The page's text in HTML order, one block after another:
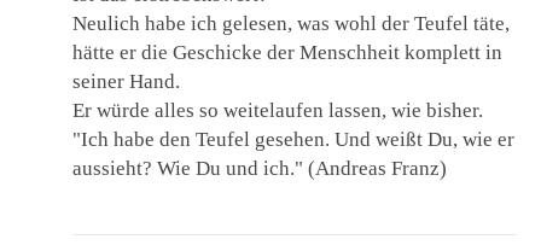
Neulich habe ich gelesen, was wohl der Teufel täte,
hätte er die Geschicke der Menschheit komplett in
seiner Hand.
Er würde alles so weitelaufen lassen, wie bisher.
"Ich habe den Teufel gesehen. Und weißt Du, wie er
aussieht? Wie Du und ich." (Andreas Franz)